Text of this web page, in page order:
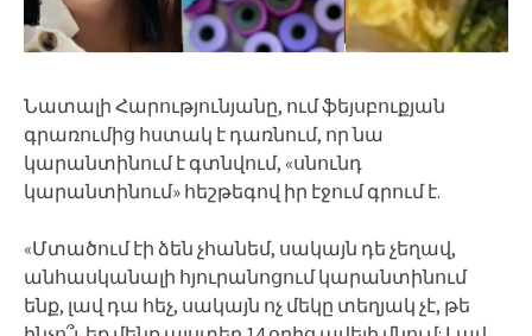
Նատալի Հարությունյանը, ում ֆեյսբուքյան
գրառումից հստակ է դառնում, որ նա
կարանտինում է գտնվում, «սնունդ
կարանտինում» հեշթեգով իր էջում գրում է.
«Մտածում էի ձեն չհանեմ, սակայն դե չեղավ,
անհասկանալի հյուրանոցում կարանտինում
ենք, լավ դա հեչ, սակայն ոչ մեկը տեղյակ չէ, թե